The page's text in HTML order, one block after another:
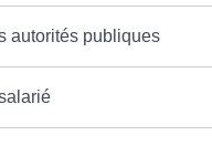
autorités publiques